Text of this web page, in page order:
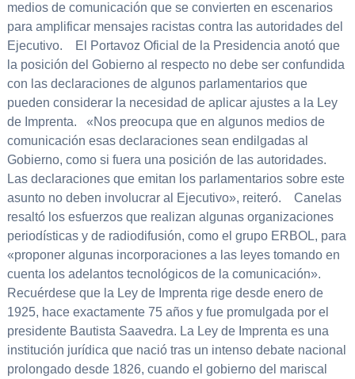
medios de comunicación que se convierten en escenarios
para amplificar mensajes racistas contra las autoridades del
Ejecutivo. El Portavoz Oficial de la Presidencia anotó que
la posición del Gobierno al respecto no debe ser confundida
con las declaraciones de algunos parlamentarios que
pueden considerar la necesidad de aplicar ajustes a la Ley
de Imprenta. «Nos preocupa que en algunos medios de
comunicación esas declaraciones sean endilgadas al
Gobierno, como si fuera una posición de las autoridades.
Las declaraciones que emitan los parlamentarios sobre este
asunto no deben involucrar al Ejecutivo», reiteró. Canelas
resaltó los esfuerzos que realizan algunas organizaciones
periodísticas y de radiodifusión, como el grupo ERBOL, para
«proponer algunas incorporaciones a las leyes tomando en
cuenta los adelantos tecnológicos de la comunicación».
Recuérdese que la Ley de Imprenta rige desde enero de
1925, hace exactamente 75 años y fue promulgada por el
presidente Bautista Saavedra. La Ley de Imprenta es una
institución jurídica que nació tras un intenso debate nacional
prolongado desde 1826, cuando el gobierno del mariscal